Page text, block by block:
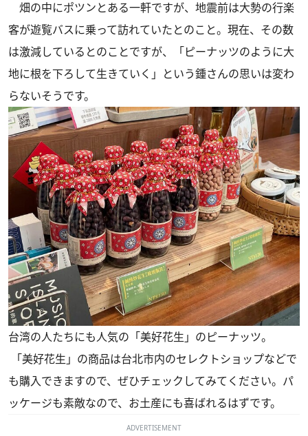
畑の中にポツンとある一軒ですが、地震前は大勢の行楽
客が遊覧バスに乗って訪れていたとのこと。現在、その数
は激減しているとのことですが、「ピーナッツのように大
地に根を下ろして生きていく」という鍾さんの思いは変わ
らないそうです。
台湾の人たちにも人気の「美好花生」のピーナッツ。
「美好花生」の商品は台北市内のセレクトショップなどで
も購入できますので、ぜひチェックしてみてください。パ
ッケージも素敵なので、お土産にも喜ばれるはずです。
ADVERTISEMENT